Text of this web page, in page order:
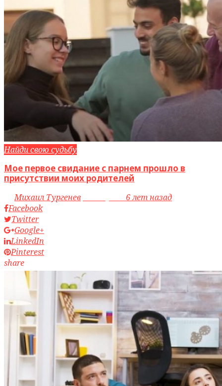
Найди свою судьбу
Мое первое свидание с парнем прошло в
присутствии моих родителей
byМихаил Тургенев
6 лет назад
Facebook
Twitter
Google+
LinkedIn
Pinterest
share